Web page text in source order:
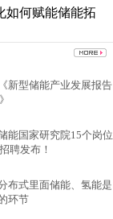
如何赋能储能拓
新型储能产业发展报告
能国家研究院15个岗位
聘发布！
布式里面储能、氢能是
环节